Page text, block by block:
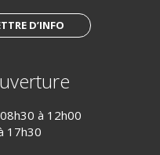
D’INFO
à 12h00
17h30